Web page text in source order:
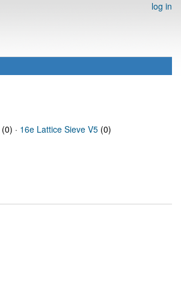
log in
(0) · 16e Lattice Sieve V5 (0)